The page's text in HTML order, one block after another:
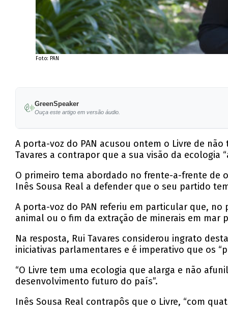
Foto: PAN
GreenSpeaker
Ouça este artigo em versão áudio.
A porta-voz do PAN acusou ontem o Livre de
Tavares a contrapor que a sua visão da ecologia
O primeiro tema abordado no frente-a-frente de
Inês Sousa Real a defender que o seu partido
A porta-voz do PAN referiu em particular que,
animal ou o fim da extração de minerais em mar
Na resposta, Rui Tavares considerou ingrato
iniciativas parlamentares e é imperativo que os
“O Livre tem uma ecologia que alarga e não
desenvolvimento futuro do país”.
Inês Sousa Real contrapôs que o Livre, “com